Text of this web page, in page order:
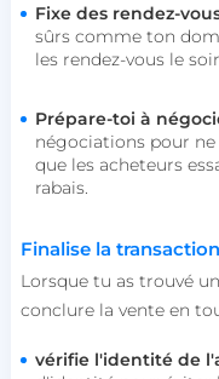
Fixe des rendez-
sûrs comme ton
les rendez-vous le
Prépare-toi à
négociations pour ne
que les acheteurs
rabais.
Finalise la
Lorsque tu as trouvé
conclure la vente en
vérifie l'identité de